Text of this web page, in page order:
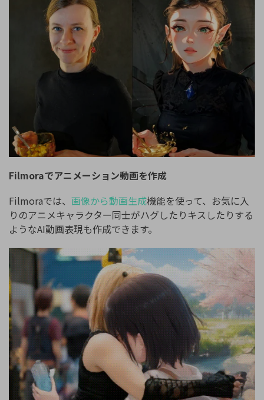
Filmoraでアニメーション動画を作成
Filmoraでは、 画像から動画生成機能を使って、お気に入
りのアニメキャラクター同士がハグしたりキスしたりする
ようなAI動画表現も作成できます。